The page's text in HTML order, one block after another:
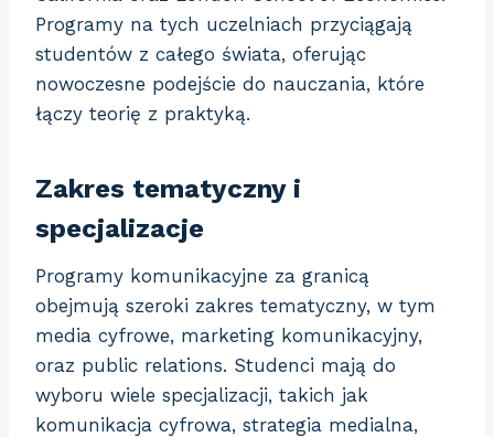
Programy na tych uczelniach przyciągają
studentów z całego świata, oferując
nowoczesne podejście do nauczania, które
łączy teorię z praktyką.
Zakres tematyczny i
specjalizacje
Programy komunikacyjne za granicą
obejmują szeroki zakres tematyczny, w tym
media cyfrowe, marketing komunikacyjny,
oraz public relations. Studenci mają do
wyboru wiele specjalizacji, takich jak
komunikacja cyfrowa, strategia medialna,